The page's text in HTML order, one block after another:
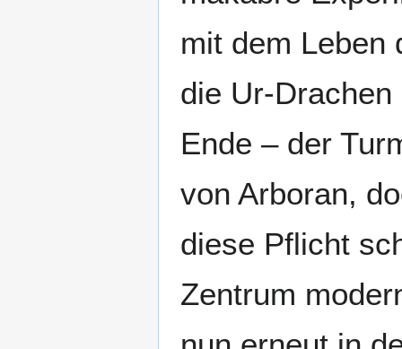
mit dem Leben
die Ur-
Ende – der
von Arboran,
diese Pflicht
Zentrum